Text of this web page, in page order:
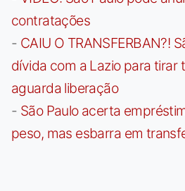
contratações
- CAIU O TRANSFERBAN?!
dívida com a Lazio para tirar
aguarda liberação
- São Paulo acerta
peso, mas esbarra em